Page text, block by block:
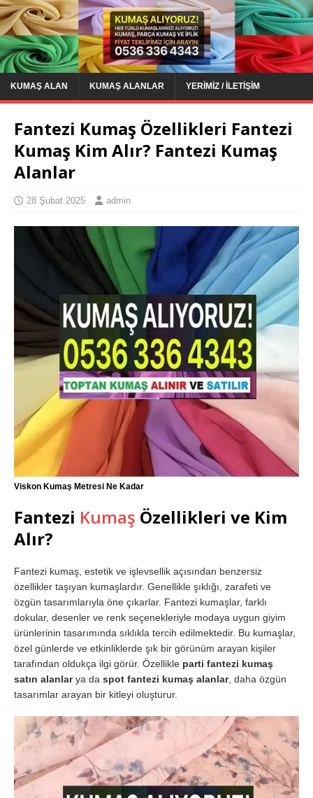
KUMAŞ ALAN KUMAŞ ALANLAR YERIMIZ / İLETIŞIM
Fantezi Kumaş Özellikleri Fantezi
Kumaş Kim Alır? Fantezi Kumaş
Alanlar
28 Şubat 2025 admin
Viskon Kumaş Metresi Ne Kadar
Fantezi Kumaş Özellikleri ve Kim
Alır?
Fantezi kumaş, estetik ve işlevsellik açısından benzersiz
özellikler taşıyan kumaşlardır. Genellikle şıklığı, zarafeti ve
özgün tasarımlarıyla öne çıkarlar. Fantezi kumaşlar, farklı
dokular, desenler ve renk seçenekleriyle modaya uygun giyim
ürünlerinin tasarımında sıklıkla tercih edilmektedir. Bu kumaşlar,
özel günlerde ve etkinliklerde şık bir görünüm arayan kişiler
tarafından oldukça ilgi görür. Özellikle parti fantezi kumaş
satın alanlarya da spot fantezi kumaş alanlar, daha özgün
tasarımlar arayan bir kitleyi oluşturur.